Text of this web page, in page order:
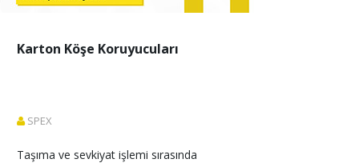
Karton Köşe Koruyucuları
SPEX
Taşıma ve sevkiyat işlemi sırasında